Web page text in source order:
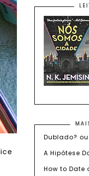
Dublado?
A Hipótese
How to Date